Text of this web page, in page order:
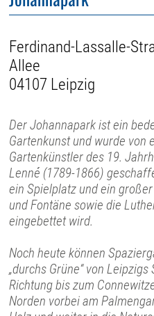
Ferdinand-Lassalle-
Allee
04107 Leipzig
Der Johannapark ist ein
Gartenkunst und wurde von
Gartenkünstler des 19.
Lenné (1789-1866)
ein Spielplatz und ein
und Fontäne sowie die
eingebettet wird.
Noch heute können
„durchs Grüne“ von
Richtung bis zum
Norden vorbei am